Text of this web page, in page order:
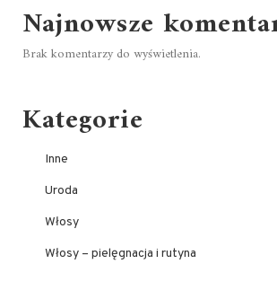
Najnowsze
Brak komentarzy do wyświetlenia.
Kategorie
Inne
Uroda
Włosy
Włosy – pielęgnacja i rutyna